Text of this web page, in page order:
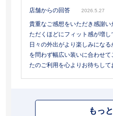
店舗からの回答 2026.5.27
貴重なご感想をいただき感謝
ただくほどにフィット感が増し
日々の外出がより楽しみにな
を問わず幅広い装いに合わせて
たのご利用を心よりお待ちして
もっ